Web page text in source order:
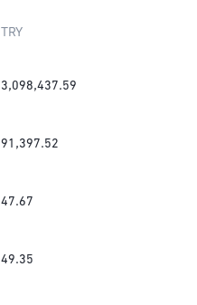
TRY
3,098,437.59
91,397.52
47.67
49.35